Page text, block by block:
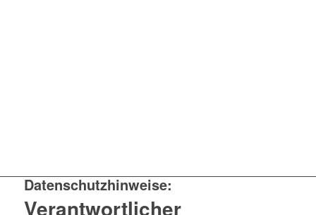
Datenschutzhinweise:
Verantwortlicher